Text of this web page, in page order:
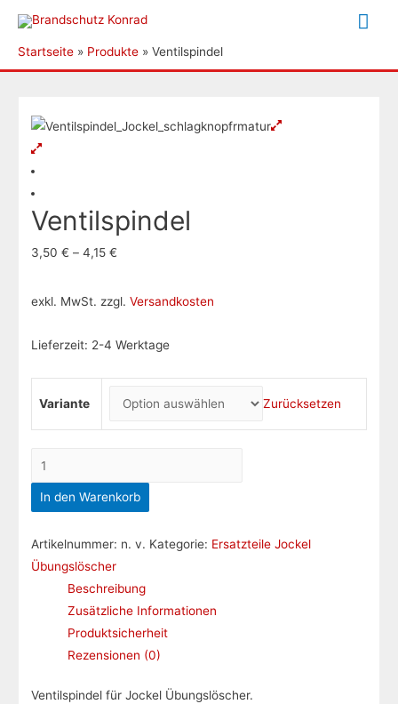
Startseite Produkte Ventilspindel
Ventilspindel
3,50 € – 4,15 €
exkl. MwSt. zzgl. Versandkosten
Lieferzeit: 2-4 Werktage
Variante Zurücksetzen
Ventilspindel
Menge
In den Warenkorb
Artikelnummer: n. v. Kategorie: Ersatzteile Jockel
Übungslöscher
Beschreibung
Zusätzliche Informationen
Produktsicherheit
Rezensionen (0)
Ventilspindel für Jockel Übungslöscher.